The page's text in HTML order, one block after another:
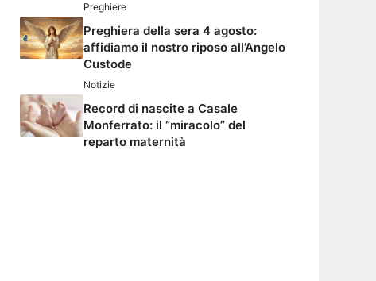
Preghiere
Preghiera della sera 4 agosto:
affidiamo il nostro riposo all’Angelo
Custode
Notizie
Record di nascite a Casale
Monferrato: il “miracolo” del
reparto maternità